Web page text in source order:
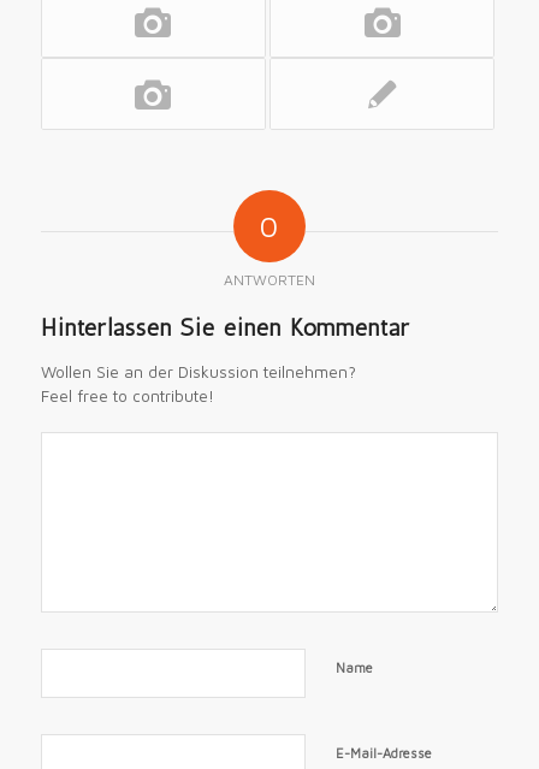
0
ANTWORTEN
Hinterlassen Sie einen Kommentar
Wollen Sie an der Diskussion teilnehmen?
Feel free to contribute!
Name
E-Mail-Adresse